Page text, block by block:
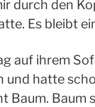
durch den
Es bleibt
auf ihrem
und hatte
Baum. Baum